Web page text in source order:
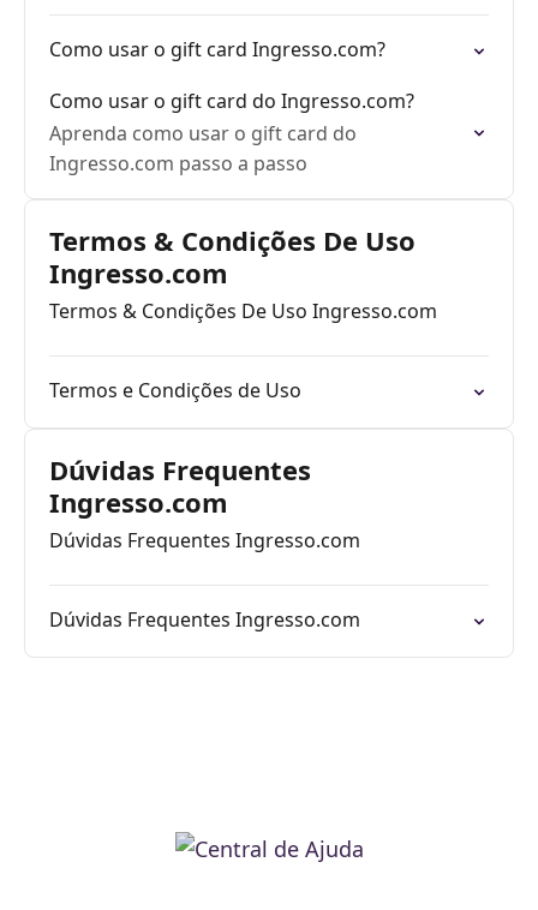
Como usar o gift card Ingresso.com?
Como usar o gift card do Ingresso.com?
Aprenda como usar o gift card do
Ingresso.com passo a passo
Termos & Condições De Uso
Ingresso.com
Termos & Condições De Uso Ingresso.com
Termos e Condições de Uso
Dúvidas Frequentes
Ingresso.com
Dúvidas Frequentes Ingresso.com
Dúvidas Frequentes Ingresso.com